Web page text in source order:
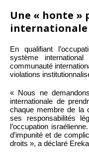
Une « honte »
internationale
En qualifiant
système
communauté
violations
« Nous ne
internationale de
chaque membre de la
ses responsabilités
l’occupation
d’impunité et de
droits », a déclaré